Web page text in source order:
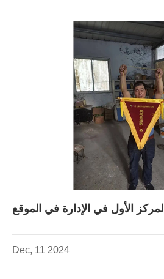
المركز الأول في الإدارة في الموقع
Dec, 11 2024